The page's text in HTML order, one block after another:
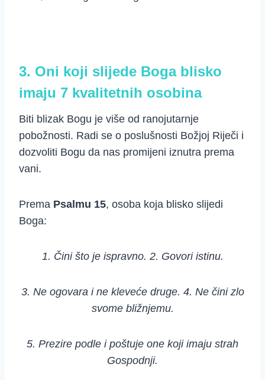
3. Oni koji slijede Boga blisko
imaju 7 kvalitetnih osobina
Biti blizak Bogu je više od ranojutarnje
pobožnosti. Radi se o poslušnosti Božjoj Riječi i
dozvoliti Bogu da nas promijeni iznutra prema
vani.
Prema Psalmu 15, osoba koja blisko slijedi
Boga:
1. Čini što je ispravno. 2. Govori istinu.
3. Ne ogovara i ne kleveće druge. 4. Ne čini zlo
svome bližnjemu.
5. Prezire podle i poštuje one koji imaju strah
Gospodnji.